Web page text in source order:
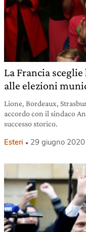
La Francia
alle elezioni
Lione, Bordeaux,
accordo con il sindaco
successo storico.
Esteri 29 giugno 2020